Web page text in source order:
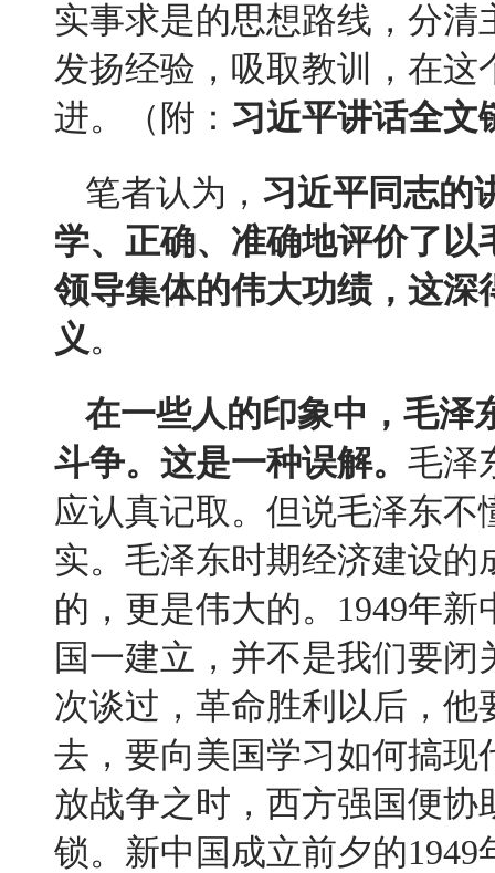
实事求是的思想路线，分
发扬经验，吸取教训，在
进。（附： 习近平讲话全文
笔者认为， 习近平同志的
学、正确、准确地评价了以
领导集体的伟大功绩，这
义。
在一些人的印象中，毛泽
斗争。这是一种误解。 毛泽
应认真记取。但说毛泽东
实。毛泽东时期经济建设
的，更是伟大的。 1949年新
国一建立，并不是我们要
次谈过，革命胜利以后，
去，要向美国学习如何搞
放战争之时，西方强国便协
锁。新中国成立前夕的1949